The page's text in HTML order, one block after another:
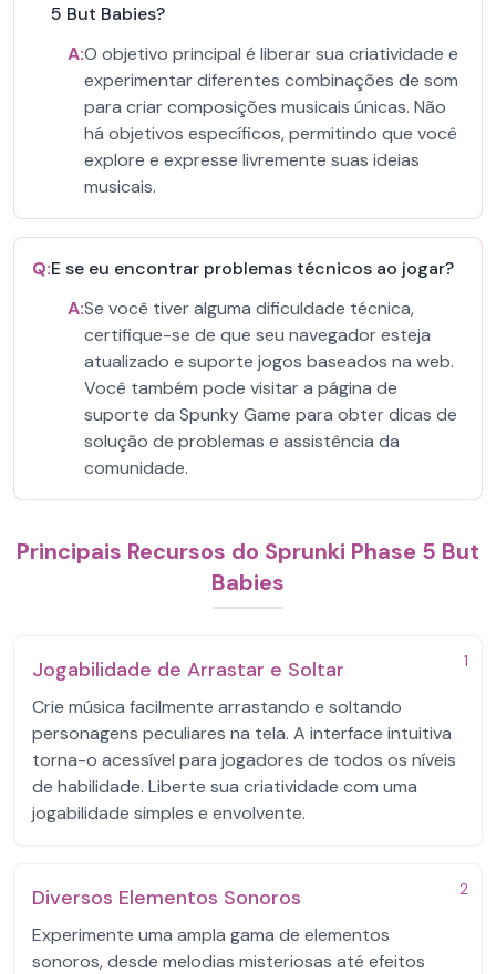
5 But Babies?
A:O objetivo principal é liberar sua criatividade e
experimentar diferentes combinações de som
para criar composições musicais únicas. Não
há objetivos específicos, permitindo que você
explore e expresse livremente suas ideias
musicais.
Q:E se eu encontrar problemas técnicos ao jogar?
A:Se você tiver alguma dificuldade técnica,
certifique-se de que seu navegador esteja
atualizado e suporte jogos baseados na web.
Você também pode visitar a página de
suporte da Spunky Game para obter dicas de
solução de problemas e assistência da
comunidade.
Principais Recursos do Sprunki Phase 5 But
Babies
1
Jogabilidade de Arrastar e Soltar
Crie música facilmente arrastando e soltando
personagens peculiares na tela. A interface intuitiva
torna-o acessível para jogadores de todos os níveis
de habilidade. Liberte sua criatividade com uma
jogabilidade simples e envolvente.
2
Diversos Elementos Sonoros
Experimente uma ampla gama de elementos
sonoros, desde melodias misteriosas até efeitos